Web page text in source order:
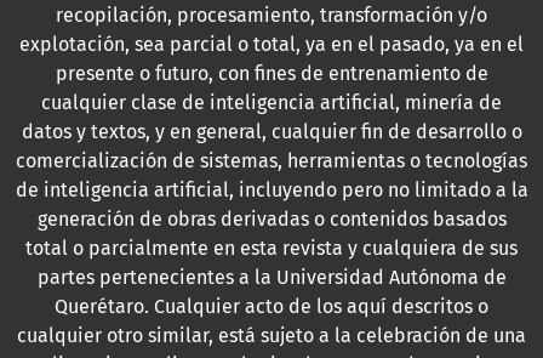
recopilación, procesamiento, transformación y/o
explotación, sea parcial o total, ya en el pasado, ya en el
presente o futuro, con fines de entrenamiento de
cualquier clase de inteligencia artificial, minería de
datos y textos, y en general, cualquier fin de desarrollo o
comercialización de sistemas, herramientas o tecnologías
de inteligencia artificial, incluyendo pero no limitado a la
generación de obras derivadas o contenidos basados
total o parcialmente en esta revista y cualquiera de sus
partes pertenecientes a la Universidad Autónoma de
Querétaro. Cualquier acto de los aquí descritos o
cualquier otro similar, está sujeto a la celebración de una